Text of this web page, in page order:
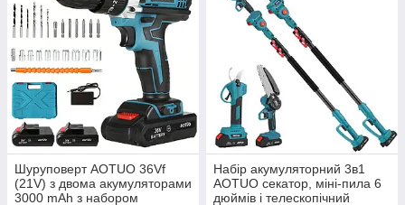
Шуруповерт AOTUO 36Vf
(21V) з двома акумуляторами
3000 mAh з набором
Набір акумуляторний 3в1
AOTUO секатор, міні-пила 6
дюймів і телескопічний